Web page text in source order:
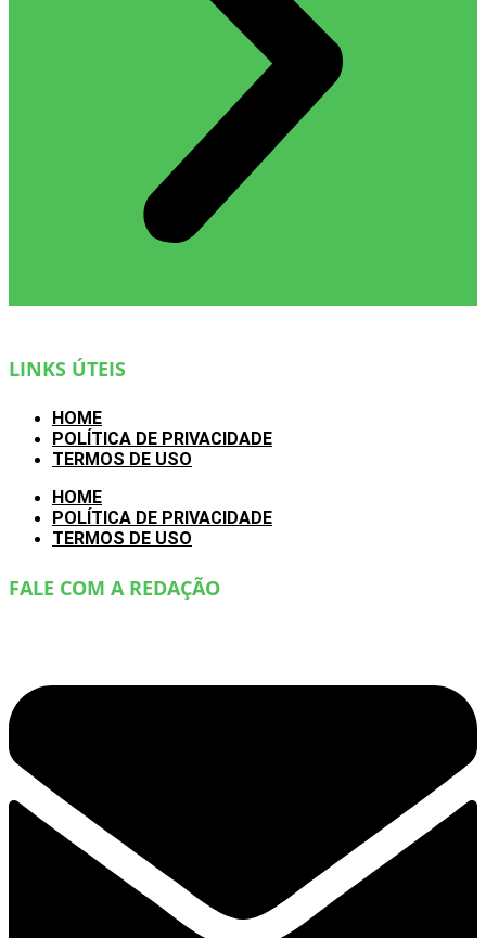
LINKS ÚTEIS
HOME
POLÍTICA DE PRIVACIDADE
TERMOS DE USO
HOME
POLÍTICA DE PRIVACIDADE
TERMOS DE USO
FALE COM A REDAÇÃO